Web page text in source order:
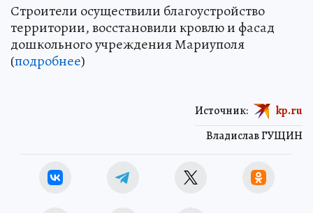
Строители осуществили благоустройство
территории, восстановили кровлю и фасад
дошкольного учреждения Мариуполя
(подробнее)
Владислав ГУЩИН
Источник: kp.ru